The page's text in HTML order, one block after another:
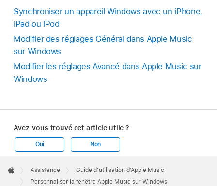
Synchroniser un appareil Windows avec un iPhone,
iPad ou iPod
Modifier des réglages Général dans Apple Music
sur Windows
Modifier les réglages Avancé dans Apple Music sur
Windows
Avez-vous trouvé cet article utile ?
Oui Non
Footer

Apple
Assistance
Guide d’utilisation d’Apple Music
Personnaliser la fenêtre Apple Music sur Windows